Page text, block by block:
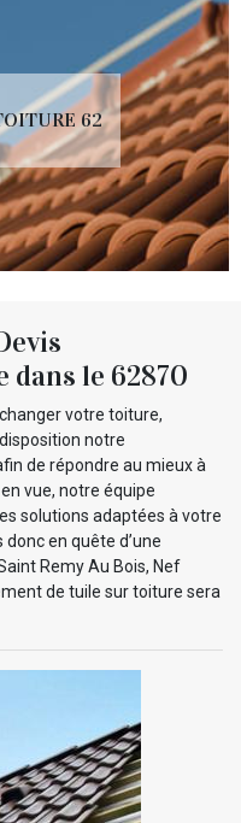
62
le 62870
votre toiture,
notre
de répondre au mieux à
vue, notre équipe
solutions adaptées à votre
en quête d’une
Remy Au Bois, Nef
de tuile sur toiture sera